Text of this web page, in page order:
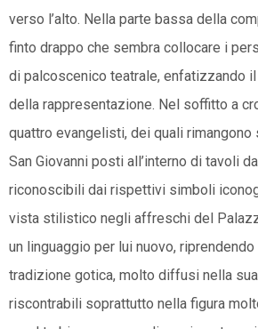
verso l’alto. Nella parte bassa della
finto drappo che sembra collocare i
di palcoscenico teatrale, enfatizzando
della rappresentazione. Nel soffitto a
quattro evangelisti, dei quali rimangono
San Giovanni posti all’interno di tavoli
riconoscibili dai rispettivi simboli
vista stilistico negli affreschi del
un linguaggio per lui nuovo,
tradizione gotica, molto diffusi nella
riscontrabili soprattutto nella figura